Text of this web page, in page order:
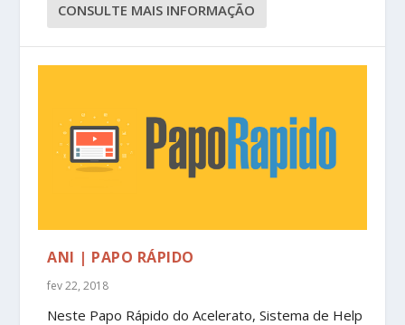
CONSULTE MAIS INFORMAÇÃO
ANI | PAPO RÁPIDO
fev 22, 2018
Neste Papo Rápido do Acelerato, Sistema de Help